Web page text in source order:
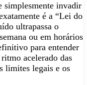
simplesmente invadir
é a “Lei do
ultrapassa o
ou em horários
para entender
acelerado das
limites legais e os